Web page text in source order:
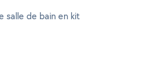
salle de bain en kit